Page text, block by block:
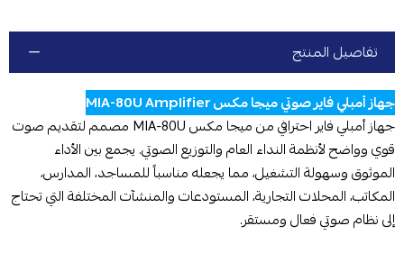
تفاصيل المنتج
جهاز أمبلي فاير صوتي ميجا مكس MIA-80U Amplifier
جهاز أمبلي فاير احترافي من ميجا مكس MIA-80U مصمم لتقديم صوت
قوي وواضح لأنظمة النداء العام والتوزيع الصوتي. يجمع بين الأداء
الموثوق وسهولة التشغيل، مما يجعله مناسباً للمساجد، المدارس،
المكاتب، المحلات التجارية، المستودعات والمنشآت المختلفة التي تحتاج
إلى نظام صوتي فعال ومستقر.